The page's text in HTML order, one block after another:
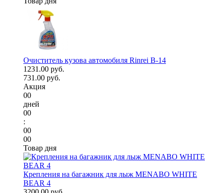
Очиститель кузова автомобиля Rinrei B-14
1231.00 руб.
731.00 руб.
Акция
00
дней
00
:
00
00
Товар дня
Крепления на багажник для лыж MENABO WHITE
BEAR 4